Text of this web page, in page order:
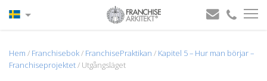
Hem / Franchisebok/ FranchisePraktikan / Kapitel 5 – Hur man börjar –
Franchiseprojektet/ Utgångsläget